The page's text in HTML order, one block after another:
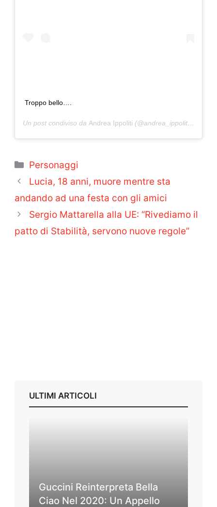
Troppo bello….
Un post condiviso da Andrea Ippoliti (@andrea_ippoliti73) in data:
Categorie
Personaggi
Lucia, 18 anni, muore mentre sta
andando ad una festa con gli amici
Sergio Mattarella alla UE: “Rivediamo il
patto di Stabilità, servono nuove regole”
ULTIMI ARTICOLI
Guccini Reinterpreta Bella
Ciao Nel 2020: Un Appello